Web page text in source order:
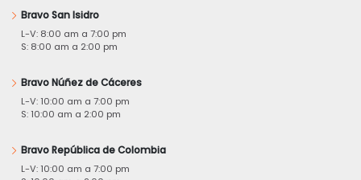
Bravo San Isidro
L-V: 8:00 am a 7:00 pm
S: 8:00 am a 2:00 pm
Bravo Núñez de Cáceres
L-V: 10:00 am a 7:00 pm
S: 10:00 am a 2:00 pm
Bravo República de Colombia
L-V: 10:00 am a 7:00 pm